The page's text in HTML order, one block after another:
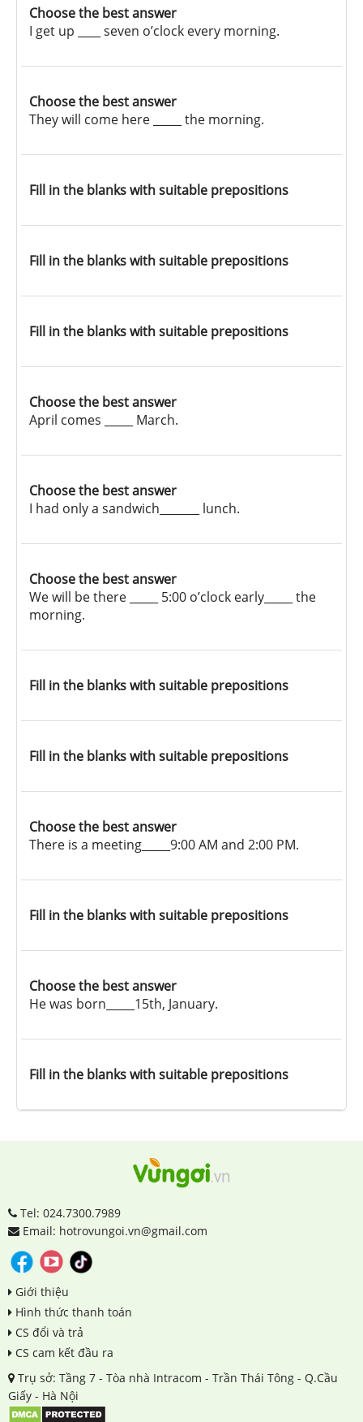
Choose the best answer
I get up ____ seven o’clock every morning.
Choose the best answer
They will come here _____ the morning.
Fill in the blanks with suitable prepositions
Fill in the blanks with suitable prepositions
Fill in the blanks with suitable prepositions
Choose the best answer
April comes _____ March.
Choose the best answer
I had only a sandwich_______ lunch.
Choose the best answer
We will be there _____ 5:00 o’clock early_____ the
morning.
Fill in the blanks with suitable prepositions
Fill in the blanks with suitable prepositions
Choose the best answer
There is a meeting_____9:00 AM and 2:00 PM.
Fill in the blanks with suitable prepositions
Choose the best answer
He was born_____15th, January.
Fill in the blanks with suitable prepositions
Tel: 024.7300.7989
Email: hotrovungoi.vn@gmail.com
Giới thiệu
Hình thức thanh toán
CS đổi và trả
CS cam kết đầu ra
Trụ sở: Tầng 7 - Tòa nhà Intracom - Trần Thái Tông - Q.Cầu
Giấy - Hà Nội